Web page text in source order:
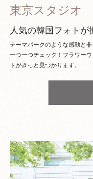
東京スタジオ
人気の韓国フォトが
テーマパークのような感動と
一つ一つチェック！ フラワー
トがきっと見つかります。